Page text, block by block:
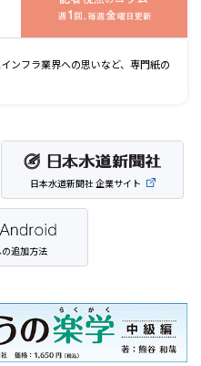
ンフラ業界への思いなど、専門紙の
日本水道新聞社 企業サイト
追加方法